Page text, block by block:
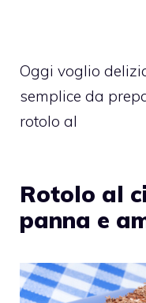
Oggi voglio
semplice da
rotolo al
Rotolo al
panna e